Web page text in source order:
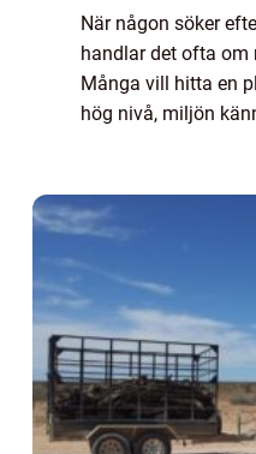
När någon söker
handlar det ofta om
Många vill hitta en
hög nivå, miljön